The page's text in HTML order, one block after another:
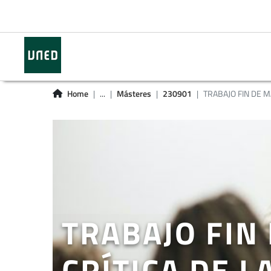
Home ... Másteres 230901 TRABAJO FIN DE
TRABAJO